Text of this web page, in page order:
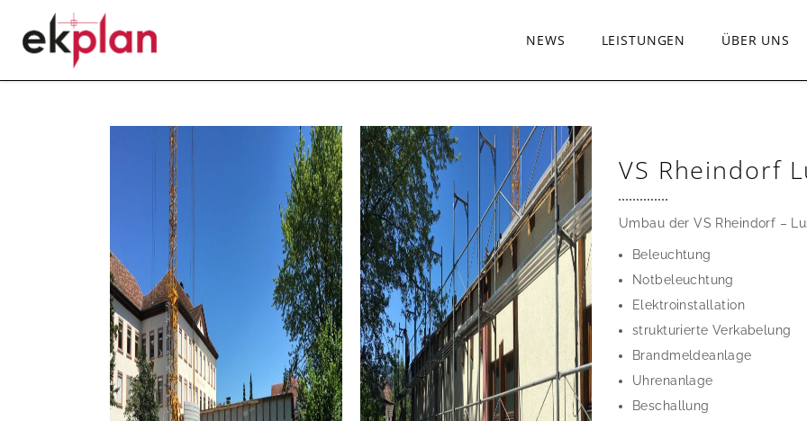
NEWS LEISTUNGEN ÜBER UNS
VS Rheindorf
Umbau der VS Rheindorf –
Beleuchtung
Notbeleuchtung
Elektroinstallation
strukturierte Verkabelung
Brandmeldeanlage
Uhrenanlage
Beschallung